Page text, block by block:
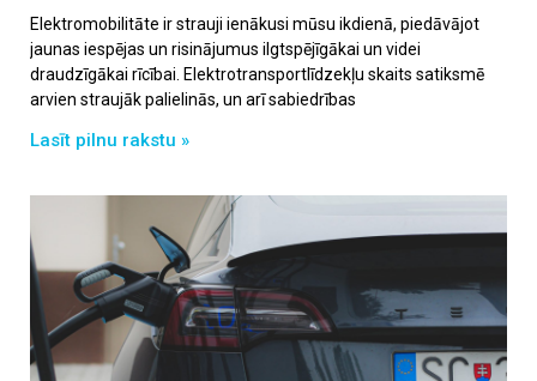
Elektromobilitāte ir strauji ienākusi mūsu ikdienā, piedāvājot
jaunas iespējas un risinājumus ilgtspējīgākai un videi
draudzīgākai rīcībai. Elektrotransportlīdzekļu skaits satiksmē
arvien straujāk palielinās, un arī sabiedrības
Lasīt pilnu rakstu »